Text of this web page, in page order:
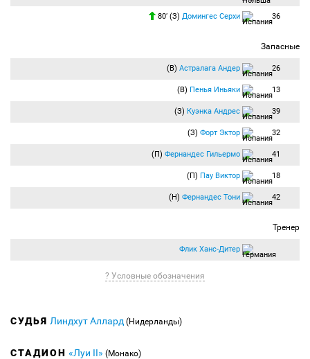
80′ (З) Домингес Серхи 36
Запасные
(В) Астралага Андер 26
(В) Пенья Иньяки 13
(З) Куэнка Андрес 39
(З) Форт Эктор 32
(П) Фернандес Гильермо 41
(П) Пау Виктор 18
(Н) Фернандес Тони 42
Тренер
Флик Ханс-Дитер
? Условные обозначения
СУДЬЯ Линдхут Аллард (Нидерланды)
СТАДИОН «Луи II» (Монако)